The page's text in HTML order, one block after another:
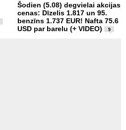
Šodien (5.08) degvielai akcijas
cenas: Dīzelis 1.817 un 95.
benzīns 1.737 EUR! Nafta 75.6
USD par barelu (+ VIDEO)
9